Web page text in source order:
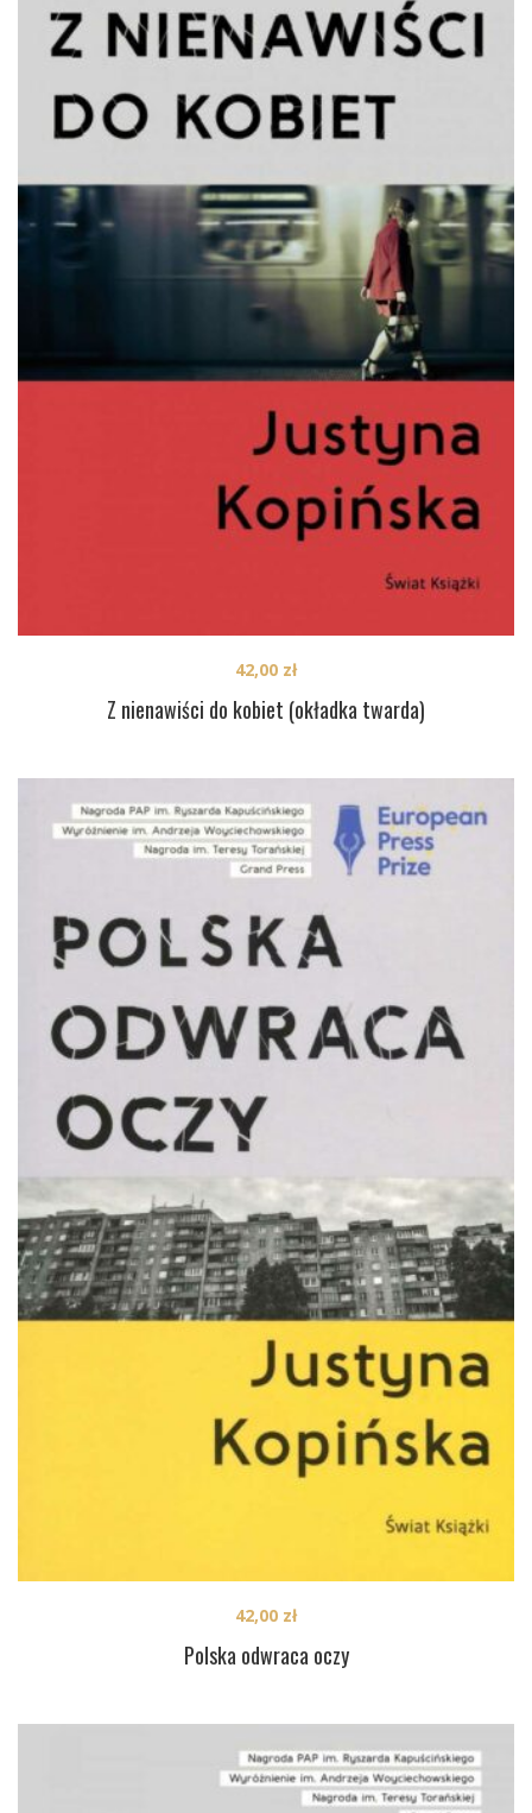
Z nienawiści do kobiet (okładka twarda)
42,00 zł
Polska odwraca oczy
42,00 zł